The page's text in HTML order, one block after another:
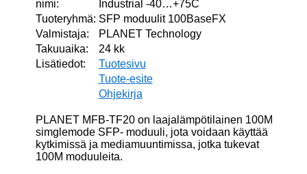
nimi:
Industrial -40…+75C
Tuoteryhmä: SFP moduulit 100BaseFX
Valmistaja:
PLANET Technology
Takuuaika:
24 kk
Lisätiedot:
Tuotesivu
Tuote-esite
Ohjekirja
PLANET MFB-TF20 on laajalämpötilainen 100M
simglemode SFP- moduuli, jota voidaan käyttää
kytkimissä ja mediamuuntimissa, jotka tukevat
100M moduuleita.